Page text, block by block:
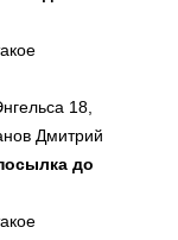
18
Дмитрий
до